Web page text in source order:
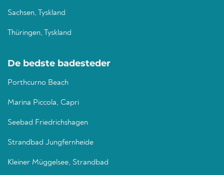
Sachsen, Tyskland
Thüringen, Tyskland
De bedste badesteder
Porthcurno Beach
Marina Piccola, Capri
Seebad Friedrichshagen
Strandbad Jungfernheide
Kleiner Müggelsee, Strandbad